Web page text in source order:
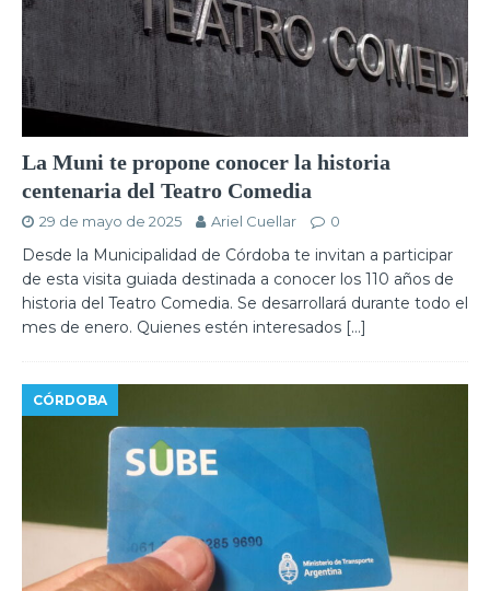
La Muni te propone conocer la historia
centenaria del Teatro Comedia
29 de mayo de 2025 Ariel Cuellar 0
Desde la Municipalidad de Córdoba te invitan a participar
de esta visita guiada destinada a conocer los 110 años de
historia del Teatro Comedia. Se desarrollará durante todo el
mes de enero. Quienes estén interesados […]
CÓRDOBA